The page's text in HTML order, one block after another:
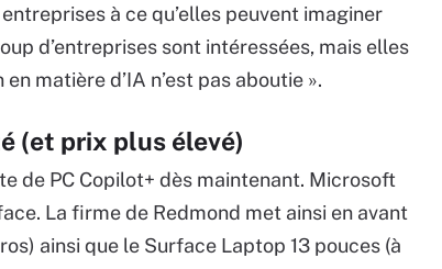
à ce qu’elles peuvent imaginer
d’entreprises sont intéressées, mais elles
matière d’IA n’est pas aboutie ».
(et prix plus élevé)
de PC Copilot+ dès maintenant. Microsoft
La firme de Redmond met ainsi en avant
ainsi que le Surface Laptop 13 pouces (à